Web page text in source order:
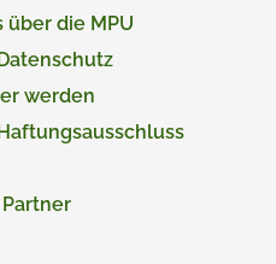
die MPU
werden